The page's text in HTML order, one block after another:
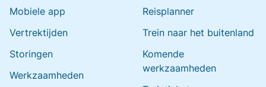
Mobiele app
Vertrektijden
Storingen
Werkzaamheden
Reisplanner
Trein naar het buitenland
Komende
werkzaamheden